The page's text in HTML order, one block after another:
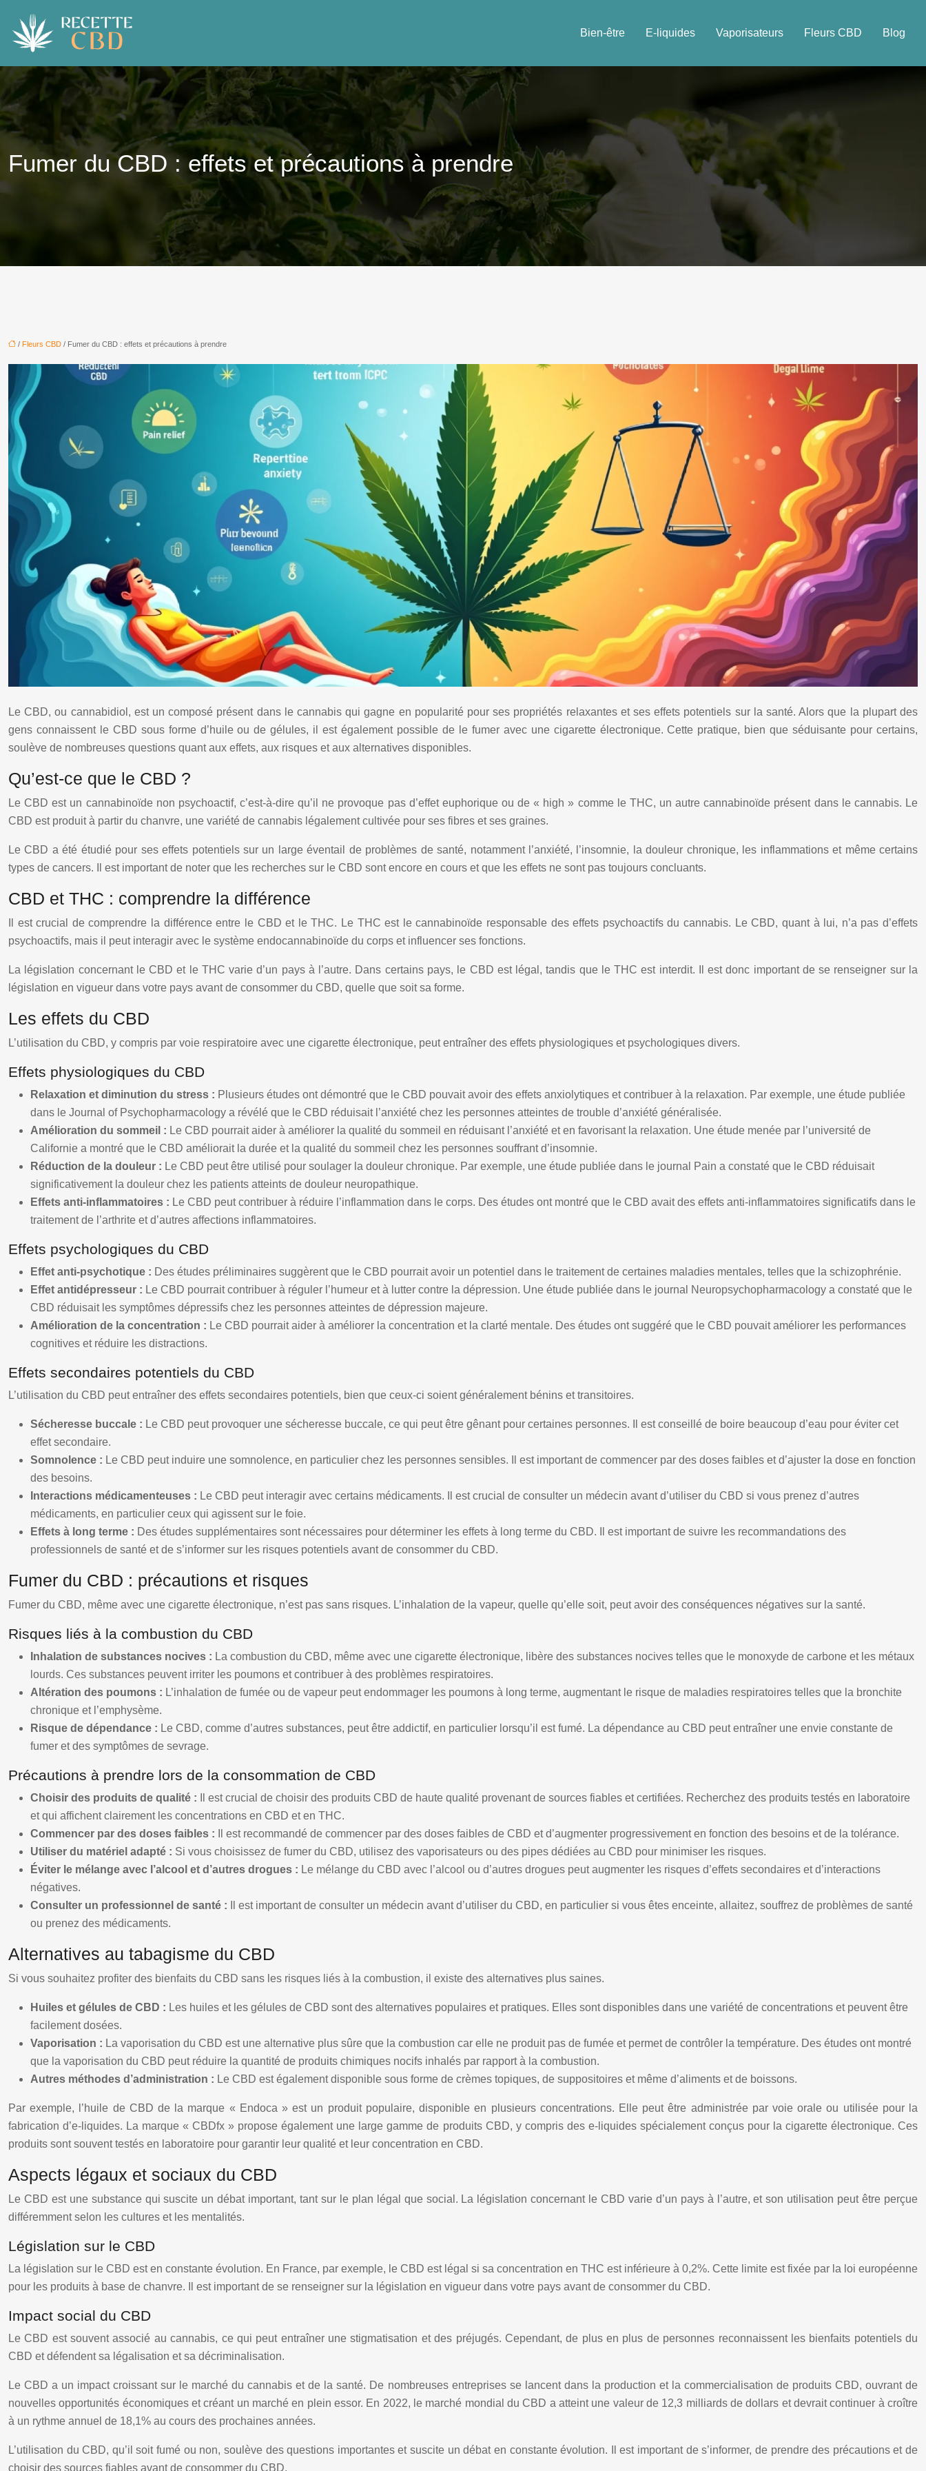
Bien-être E-liquides Vaporisateurs Fleurs CBD Blog
Fumer du CBD : effets et précautions à prendre
/ Fleurs CBD / Fumer du CBD : effets et précautions à prendre
Le CBD, ou cannabidiol, est un composé présent dans le cannabis qui gagne en popularité pour ses propriétés relaxantes et ses effets potentiels sur la santé. Alors que la plupart des
gens connaissent le CBD sous forme d’huile ou de gélules, il est également possible de le fumer avec une cigarette électronique. Cette pratique, bien que séduisante pour certains,
soulève de nombreuses questions quant aux effets, aux risques et aux alternatives disponibles.
Qu’est-ce que le CBD ?
Le CBD est un cannabinoïde non psychoactif, c’est-à-dire qu’il ne provoque pas d’effet euphorique ou de « high » comme le THC, un autre cannabinoïde présent dans le cannabis. Le
CBD est produit à partir du chanvre, une variété de cannabis légalement cultivée pour ses fibres et ses graines.
Le CBD a été étudié pour ses effets potentiels sur un large éventail de problèmes de santé, notamment l’anxiété, l’insomnie, la douleur chronique, les inflammations et même certains
types de cancers. Il est important de noter que les recherches sur le CBD sont encore en cours et que les effets ne sont pas toujours concluants.
CBD et THC : comprendre la différence
Il est crucial de comprendre la différence entre le CBD et le THC. Le THC est le cannabinoïde responsable des effets psychoactifs du cannabis. Le CBD, quant à lui, n’a pas d’effets
psychoactifs, mais il peut interagir avec le système endocannabinoïde du corps et influencer ses fonctions.
La législation concernant le CBD et le THC varie d’un pays à l’autre. Dans certains pays, le CBD est légal, tandis que le THC est interdit. Il est donc important de se renseigner sur la
législation en vigueur dans votre pays avant de consommer du CBD, quelle que soit sa forme.
Les effets du CBD
L’utilisation du CBD, y compris par voie respiratoire avec une cigarette électronique, peut entraîner des effets physiologiques et psychologiques divers.
Effets physiologiques du CBD
Relaxation et diminution du stress : Plusieurs études ont démontré que le CBD pouvait avoir des effets anxiolytiques et contribuer à la relaxation. Par exemple, une étude publiée
dans le Journal of Psychopharmacology a révélé que le CBD réduisait l’anxiété chez les personnes atteintes de trouble d’anxiété généralisée.
Amélioration du sommeil : Le CBD pourrait aider à améliorer la qualité du sommeil en réduisant l’anxiété et en favorisant la relaxation. Une étude menée par l’université de
Californie a montré que le CBD améliorait la durée et la qualité du sommeil chez les personnes souffrant d’insomnie.
Réduction de la douleur : Le CBD peut être utilisé pour soulager la douleur chronique. Par exemple, une étude publiée dans le journal Pain a constaté que le CBD réduisait
significativement la douleur chez les patients atteints de douleur neuropathique.
Effets anti-inflammatoires : Le CBD peut contribuer à réduire l’inflammation dans le corps. Des études ont montré que le CBD avait des effets anti-inflammatoires significatifs dans le
traitement de l’arthrite et d’autres affections inflammatoires.
Effets psychologiques du CBD
Effet anti-psychotique : Des études préliminaires suggèrent que le CBD pourrait avoir un potentiel dans le traitement de certaines maladies mentales, telles que la schizophrénie.
Effet antidépresseur : Le CBD pourrait contribuer à réguler l’humeur et à lutter contre la dépression. Une étude publiée dans le journal Neuropsychopharmacology a constaté que le
CBD réduisait les symptômes dépressifs chez les personnes atteintes de dépression majeure.
Amélioration de la concentration : Le CBD pourrait aider à améliorer la concentration et la clarté mentale. Des études ont suggéré que le CBD pouvait améliorer les performances
cognitives et réduire les distractions.
Effets secondaires potentiels du CBD
L’utilisation du CBD peut entraîner des effets secondaires potentiels, bien que ceux-ci soient généralement bénins et transitoires.
Sécheresse buccale : Le CBD peut provoquer une sécheresse buccale, ce qui peut être gênant pour certaines personnes. Il est conseillé de boire beaucoup d’eau pour éviter cet
effet secondaire.
Somnolence : Le CBD peut induire une somnolence, en particulier chez les personnes sensibles. Il est important de commencer par des doses faibles et d’ajuster la dose en fonction
des besoins.
Interactions médicamenteuses : Le CBD peut interagir avec certains médicaments. Il est crucial de consulter un médecin avant d’utiliser du CBD si vous prenez d’autres
médicaments, en particulier ceux qui agissent sur le foie.
Effets à long terme : Des études supplémentaires sont nécessaires pour déterminer les effets à long terme du CBD. Il est important de suivre les recommandations des
professionnels de santé et de s’informer sur les risques potentiels avant de consommer du CBD.
Fumer du CBD : précautions et risques
Fumer du CBD, même avec une cigarette électronique, n’est pas sans risques. L’inhalation de la vapeur, quelle qu’elle soit, peut avoir des conséquences négatives sur la santé.
Risques liés à la combustion du CBD
Inhalation de substances nocives : La combustion du CBD, même avec une cigarette électronique, libère des substances nocives telles que le monoxyde de carbone et les métaux
lourds. Ces substances peuvent irriter les poumons et contribuer à des problèmes respiratoires.
Altération des poumons : L’inhalation de fumée ou de vapeur peut endommager les poumons à long terme, augmentant le risque de maladies respiratoires telles que la bronchite
chronique et l’emphysème.
Risque de dépendance : Le CBD, comme d’autres substances, peut être addictif, en particulier lorsqu’il est fumé. La dépendance au CBD peut entraîner une envie constante de
fumer et des symptômes de sevrage.
Précautions à prendre lors de la consommation de CBD
Choisir des produits de qualité :
Il est crucial de choisir des produits CBD de haute qualité provenant de sources fiables et certifiées. Recherchez des produits testés en laboratoire
et qui affichent clairement les concentrations en CBD et en THC.
Commencer par des doses faibles :
Il est recommandé de commencer par des doses faibles de CBD et d’augmenter progressivement en fonction des besoins et de la tolérance.
Utiliser du matériel adapté : Si vous choisissez de fumer du CBD, utilisez des vaporisateurs ou des pipes dédiées au CBD pour minimiser les risques.
Éviter le mélange avec l’alcool et d’autres drogues : Le mélange du CBD avec l’alcool ou d’autres drogues peut augmenter les risques d’effets secondaires et d’interactions
négatives.
Consulter un professionnel de santé :
Il est important de consulter un médecin avant d’utiliser du CBD, en particulier si vous êtes enceinte, allaitez, souffrez de problèmes de santé
ou prenez des médicaments.
Alternatives au tabagisme du CBD
Si vous souhaitez profiter des bienfaits du CBD sans les risques liés à la combustion, il existe des alternatives plus saines.
Huiles et gélules de CBD : Les huiles et les gélules de CBD sont des alternatives populaires et pratiques. Elles sont disponibles dans une variété de concentrations et peuvent être
facilement dosées.
Vaporisation : La vaporisation du CBD est une alternative plus sûre que la combustion car elle ne produit pas de fumée et permet de contrôler la température. Des études ont montré
que la vaporisation du CBD peut réduire la quantité de produits chimiques nocifs inhalés par rapport à la combustion.
Autres méthodes d’administration : Le CBD est également disponible sous forme de crèmes topiques, de suppositoires et même d’aliments et de boissons.
Par exemple, l’huile de CBD de la marque « Endoca » est un produit populaire, disponible en plusieurs concentrations. Elle peut être administrée par voie orale ou utilisée pour la
fabrication d’e-liquides. La marque « CBDfx » propose également une large gamme de produits CBD, y compris des e-liquides spécialement conçus pour la cigarette électronique. Ces
produits sont souvent testés en laboratoire pour garantir leur qualité et leur concentration en CBD.
Aspects légaux et sociaux du CBD
Le CBD est une substance qui suscite un débat important, tant sur le plan légal que social. La législation concernant le CBD varie d’un pays à l’autre, et son utilisation peut être perçue
différemment selon les cultures et les mentalités.
Législation sur le CBD
La législation sur le CBD est en constante évolution. En France, par exemple, le CBD est légal si sa concentration en THC est inférieure à 0,2%. Cette limite est fixée par la loi européenne
pour les produits à base de chanvre. Il est important de se renseigner sur la législation en vigueur dans votre pays avant de consommer du CBD.
Impact social du CBD
Le CBD est souvent associé au cannabis, ce qui peut entraîner une stigmatisation et des préjugés. Cependant, de plus en plus de personnes reconnaissent les bienfaits potentiels du
CBD et défendent sa légalisation et sa décriminalisation.
Le CBD a un impact croissant sur le marché du cannabis et de la santé. De nombreuses entreprises se lancent dans la production et la commercialisation de produits CBD, ouvrant de
nouvelles opportunités économiques et créant un marché en plein essor. En 2022, le marché mondial du CBD a atteint une valeur de 12,3 milliards de dollars et devrait continuer à croître
à un rythme annuel de 18,1% au cours des prochaines années.
L’utilisation du CBD, qu’il soit fumé ou non, soulève des questions importantes et suscite un débat en constante évolution. Il est important de s’informer, de prendre des précautions et de
choisir des sources fiables avant de consommer du CBD.